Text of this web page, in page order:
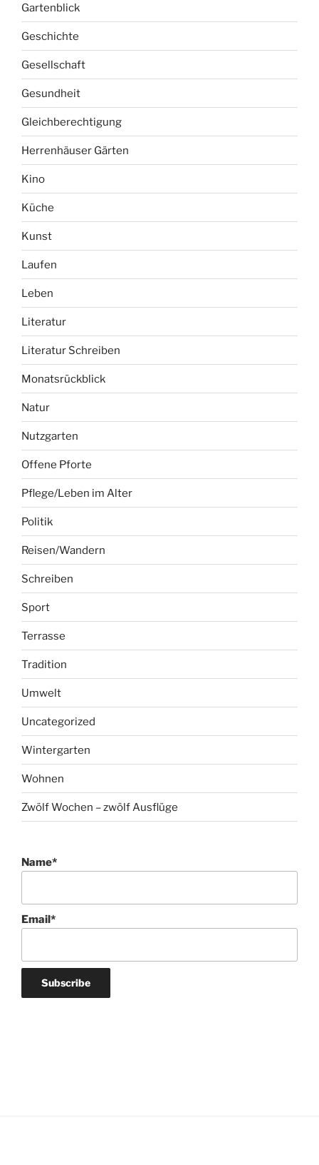
Gartenblick
Geschichte
Gesellschaft
Gesundheit
Gleichberechtigung
Herrenhäuser Gärten
Kino
Küche
Kunst
Laufen
Leben
Literatur
Literatur Schreiben
Monatsrückblick
Natur
Nutzgarten
Offene Pforte
Pflege/Leben im Alter
Politik
Reisen/Wandern
Schreiben
Sport
Terrasse
Tradition
Umwelt
Uncategorized
Wintergarten
Wohnen
Zwölf Wochen – zwölf Ausflüge
Name*
Email*